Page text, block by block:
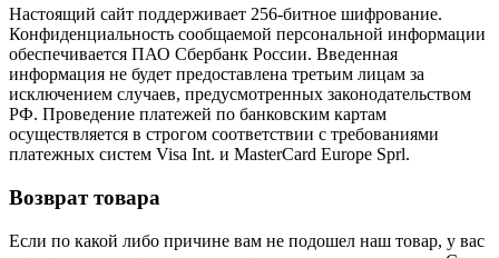
Настоящий сайт поддерживает 256-битное шифрование.
Конфиденциальность сообщаемой персональной информации
обеспечивается ПАО Сбербанк России. Введенная
информация не будет предоставлена третьим лицам за
исключением случаев, предусмотренных законодательством
РФ. Проведение платежей по банковским картам
осуществляется в строгом соответствии с требованиями
платежных систем Visa Int. и MasterCard Europe Sprl.
Возврат товара
Если по какой либо причине вам не подошел наш товар, у вас